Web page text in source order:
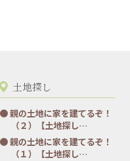
土地探し
親の土地に家を建てるぞ！
（２）【土地探し…
親の土地に家を建てるぞ！
（１）【土地探し…